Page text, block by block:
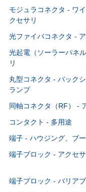
モジュラコネクタ - ワ
クセサリ
光ファイバコネクタ -
光起電（ソーラーパネ
リ
丸型コネクタ - バック
ランプ
同軸コネクタ（RF） -
コンタクト - 多用途
端子 - ハウジング、ブ
端子ブロック - アクセ
端子ブロック - バリア